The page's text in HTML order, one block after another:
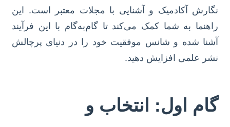
نگارش آکادمیک و آشنایی با مجلات معتبر است. این
راهنما به شما کمک می‌کند تا گام‌به‌گام با این فرآیند
آشنا شده و شانس موفقیت خود را در دنیای پرچالش
نشر علمی افزایش دهید.
گام اول: انتخاب و